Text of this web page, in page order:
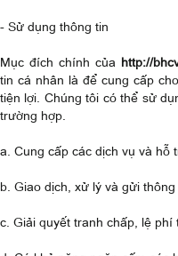
- Sử dụng thông tin
Mục đích chính của http://
tin cá nhân là để cung cấp
tiện lợi. Chúng tôi có thể sử
trường hợp.
a. Cung cấp các dịch vụ và hỗ
b. Giao dịch, xử lý và gửi
c. Giải quyết tranh chấp, lệ